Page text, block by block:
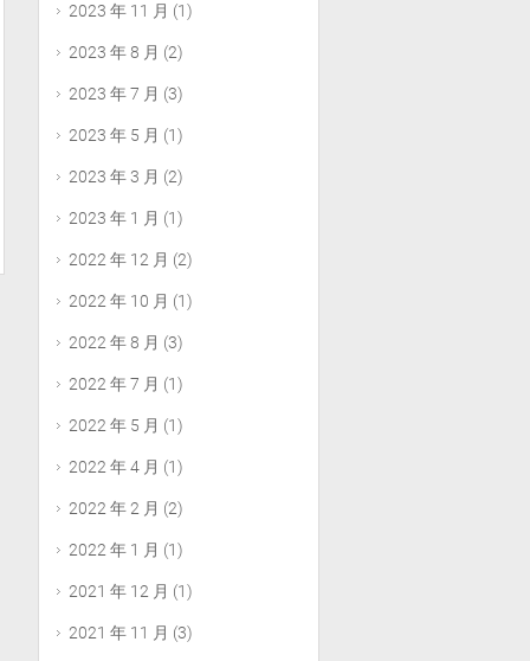
2023 年 11 月 (1)
2023 年 8 月 (2)
2023 年 7 月 (3)
2023 年 5 月 (1)
2023 年 3 月 (2)
2023 年 1 月 (1)
2022 年 12 月 (2)
2022 年 10 月 (1)
2022 年 8 月 (3)
2022 年 7 月 (1)
2022 年 5 月 (1)
2022 年 4 月 (1)
2022 年 2 月 (2)
2022 年 1 月 (1)
2021 年 12 月 (1)
2021 年 11 月 (3)